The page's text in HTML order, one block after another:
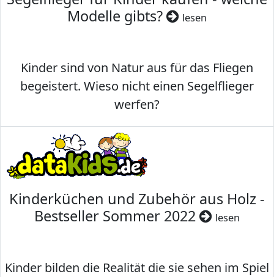
Modelle gibts?
lesen
Kinder sind von Natur aus für das Fliegen
begeistert. Wieso nicht einen Segelflieger
werfen?
Kinderküchen und Zubehör aus Holz -
Bestseller Sommer 2022
lesen
Kinder bilden die Realität die sie sehen im Spiel